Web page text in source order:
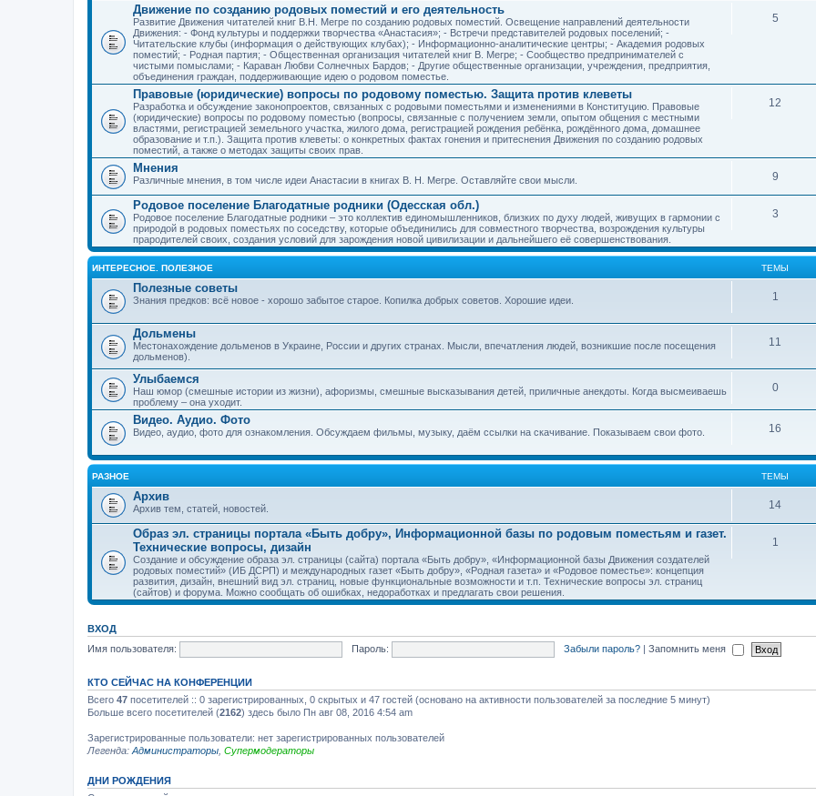
Движение по созданию родовых поместий и его деятельность
Развитие Движения читателей книг В.Н. Мегре по созданию родовых поместий. Освещение направлений деятельности
Движения: - Фонд культуры и поддержки творчества «Анастасия»; - Встречи представителей родовых поселений; -
Читательские клубы (информация о действующих клубах); - Информационно-аналитические центры; - Академия родовых
поместий; - Родная партия; - Общественная организация читателей книг В. Мегре; - Сообщество предпринимателей с
чистыми помыслами; - Караван Любви Солнечных Бардов; - Другие общественные организации, учреждения, предприятия,
объединения граждан, поддерживающие идею о родовом поместье.
5
Правовые (юридические) вопросы по родовому поместью. Защита против клеветы
Разработка и обсуждение законопроектов, связанных с родовыми поместьями и изменениями в Конституцию. Правовые
(юридические) вопросы по родовому поместью (вопросы, связанные с получением земли, опытом общения с местными
властями, регистрацией земельного участка, жилого дома, регистрацией рождения ребёнка, рождённого дома, домашнее
образование и т.п.). Защита против клеветы: о конкретных фактах гонения и притеснения Движения по созданию родовых
поместий, а также о методах защиты своих прав.
12
Мнения
Различные мнения, в том числе идеи Анастасии в книгах В. Н. Мегре. Оставляйте свои мысли. 9
Родовое поселение Благодатные родники (Одесская обл.)
Родовое поселение Благодатные родники – это коллектив единомышленников, близких по духу людей, живущих в гармонии с
природой в родовых поместьях по соседству, которые объединились для совместного творчества, возрождения культуры
прародителей своих, создания условий для зарождения новой цивилизации и дальнейшего её совершенствования.
3
ИНТЕРЕСНОЕ. ПОЛЕЗНОЕ ТЕМЫ
Полезные советы
Знания предков: всё новое - хорошо забытое старое. Копилка добрых советов. Хорошие идеи. 1
Дольмены
Местонахождение дольменов в Украине, России и других странах. Мысли, впечатления людей, возникшие после посещения
дольменов).
11
Улыбаемся
Наш юмор (смешные истории из жизни), афоризмы, смешные высказывания детей, приличные анекдоты. Когда высмеиваешь
проблему – она уходит.
0
Видео. Аудио. Фото
Видео, аудио, фото для ознакомления. Обсуждаем фильмы, музыку, даём ссылки на скачивание. Показываем свои фото. 16
РАЗНОЕ ТЕМЫ
Архив
Архив тем, статей, новостей. 14
Образ эл. страницы портала «Быть добру», Информационной базы по родовым поместьям и газет.
Технические вопросы, дизайн
Создание и обсуждение образа эл. страницы (сайта) портала «Быть добру», «Информационной базы Движения создателей
родовых поместий» (ИБ ДСРП) и международных газет «Быть добру», «Родная газета» и «Родовое поместье»: концепция
развития, дизайн, внешний вид эл. страниц, новые функциональные возможности и т.п. Технические вопросы эл. страниц
(сайтов) и форума. Можно сообщать об ошибках, недоработках и предлагать свои решения.
1
ВХОД
Имя пользователя:
Пароль: Забыли пароль? | Запомнить меня
КТО СЕЙЧАС НА КОНФЕРЕНЦИИ
Всего 47 посетителей :: 0 зарегистрированных, 0 скрытых и 47 гостей (основано на активности пользователей за последние 5 минут)
Больше всего посетителей (2162) здесь было Пн авг 08, 2016 4:54 am
Зарегистрированные пользователи: нет зарегистрированных пользователей
Легенда: Администраторы Супермодераторы
ДНИ РОЖДЕНИЯ